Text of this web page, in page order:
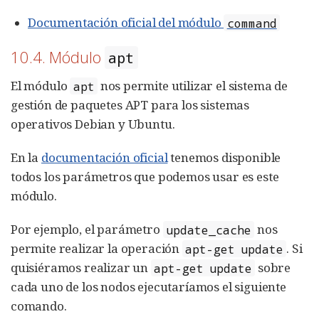
Documentación oficial del módulo command
10.4. Módulo apt
El módulo apt nos permite utilizar el sistema de
gestión de paquetes APT para los sistemas
operativos Debian y Ubuntu.
En la documentación oficialtenemos disponible
todos los parámetros que podemos usar es este
módulo.
Por ejemplo, el parámetro update_cache nos
permite realizar la operación apt-get update . Si
quisiéramos realizar un apt-get update sobre
cada uno de los nodos ejecutaríamos el siguiente
comando.